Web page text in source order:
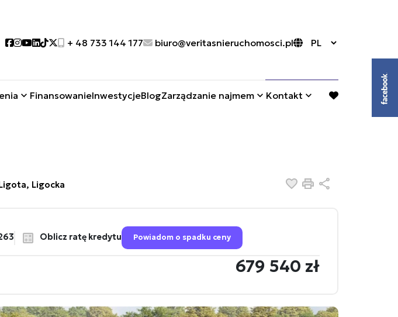
Social link
Social link
Social link
Social link
Social link
Social link
+ 48 733 144 177 biuro@veritasnieruchomosci.pl
FinansowanieInwestycjeBlogZarządzanie najmem Kontakt
favorite
Ligocka Dodaj do ulubionych
Drukuj
Oblicz ratę kredytu Powiadom o spadku ceny
679 540 zł